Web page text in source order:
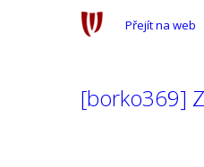
Přejít na web
[borko369]